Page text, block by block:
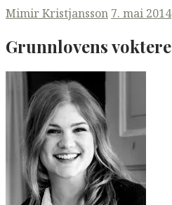
Mimir Kristjansson 7. mai 2014
Grunnlovens voktere